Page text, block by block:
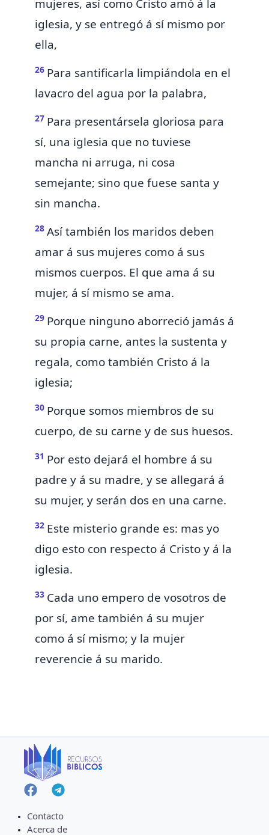
mujeres, así como Cristo amó á la
iglesia, y se entregó á sí mismo por
ella,
26 Para santificarla limpiándola en el
lavacro del agua por la palabra,
27 Para presentársela gloriosa para
sí, una iglesia que no tuviese
mancha ni arruga, ni cosa
semejante; sino que fuese santa y
sin mancha.
28 Así también los maridos deben
amar á sus mujeres como á sus
mismos cuerpos. El que ama á su
mujer, á sí mismo se ama.
29 Porque ninguno aborreció jamás á
su propia carne, antes la sustenta y
regala, como también Cristo á la
iglesia;
30 Porque somos miembros de su
cuerpo, de su carne y de sus huesos.
31 Por esto dejará el hombre á su
padre y á su madre, y se allegará á
su mujer, y serán dos en una carne.
32 Este misterio grande es: mas yo
digo esto con respecto á Cristo y á la
iglesia.
33 Cada uno empero de vosotros de
por sí, ame también á su mujer
como á sí mismo; y la mujer
reverencie á su marido.
Contacto
Acerca de